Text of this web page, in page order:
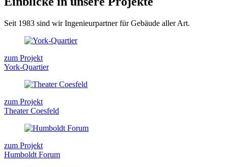
Seit 1983 sind wir Ingenieurpartner für Gebäude aller Art.
zum Projekt
York-Quartier
zum Projekt
Theater Coesfeld
zum Projekt
Humboldt Forum